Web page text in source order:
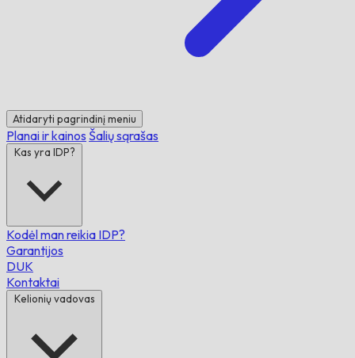
Atidaryti pagrindinį meniu
Planai ir kainos Šalių sąrašas
Kas yra IDP?
Kodėl man reikia IDP?
Garantijos
DUK
Kontaktai
Kelionių vadovas